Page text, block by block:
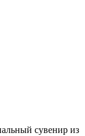
сувенир из